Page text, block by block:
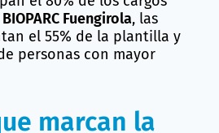
BIOPARC Fuengirola, las
el 55% de la plantilla y
personas con mayor
marcan la